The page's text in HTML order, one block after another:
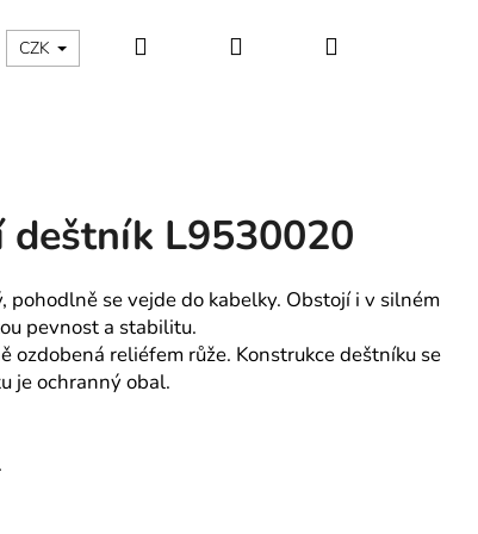
Kontakty - máte nějaký dotaz?
CZK Hledat PřihlášeníNákupní
deštník L9530020
pohodlně se vejde do kabelky. Obstojí i v silném
pevnost a stabilitu.
ozdobená reliéfem růže. Konstrukce deštníku se
je ochranný obal.
-